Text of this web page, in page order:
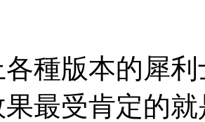
種版本的犀
最受肯定的就